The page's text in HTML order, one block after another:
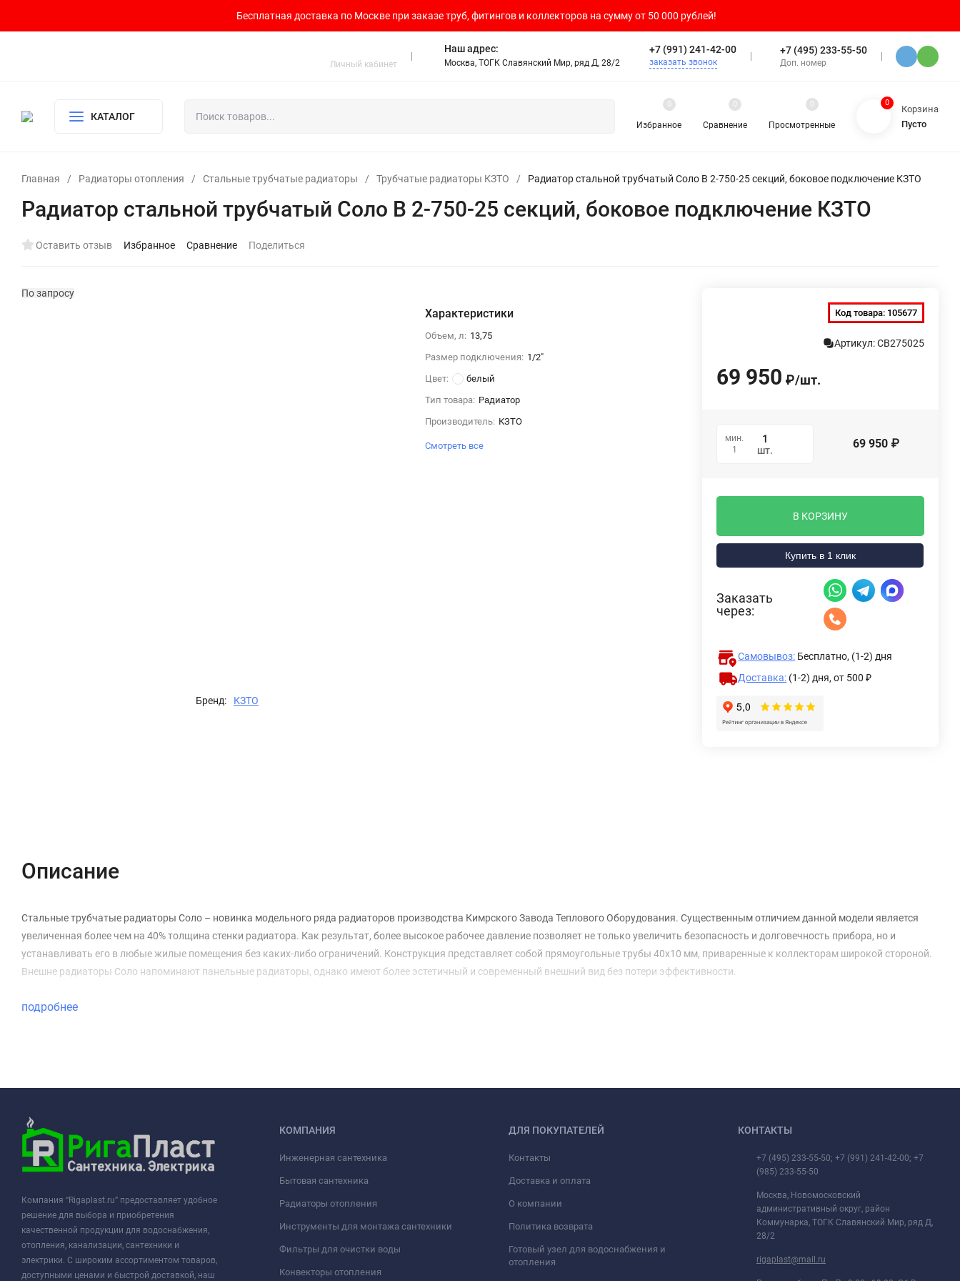
Бесплатная доставка по Москве при заказе труб, фитингов и коллекторов на сумму от 50 000 рублей!
Личный кабинет
Наш адрес:
Москва, ТОГК Славянский Мир, ряд Д, 28/2
+7 (991) 241-42-00
заказать звонок
+7 (495) 233-55-50
Доп. номер
КАТАЛОГ
Избранное
0
Сравнение
0
Просмотренные
0 0
Корзина
Пусто
Главная / Радиаторы отопления / Стальные трубчатые радиаторы / Трубчатые радиаторы КЗТО / Радиатор стальной трубчатый Соло В 2-750-25 секций, боковое подключение КЗТО
Радиатор стальной трубчатый Соло В 2-750-25 секций, боковое подключение КЗТО
Оставить отзыв Избранное Сравнение Поделиться
По запросу
Бренд: КЗТО
Характеристики
Объем, л: 13,75
Размер подключения: 1/2"
Цвет:
белый
Тип товара: Радиатор
Производитель: КЗТО
Смотреть все
Код товара: 105677
Артикул: СВ275025
69 950 ₽/шт.
мин.
1
шт. 69 950 ₽
В КОРЗИНУ
Купить в 1 клик
Заказать
через:
Самовывоз: Бесплатно, (1-2) дня
Доставка: (1-2) дня,от 500 ₽
Описание
Стальные трубчатые радиаторы Соло – новинка модельного ряда радиаторов производства Кимрского Завода Теплового Оборудования. Существенным отличием данной модели является
увеличенная более чем на 40% толщина стенки радиатора. Как результат, более высокое рабочее давление позволяет не только увеличить безопасность и долговечность прибора, но и
устанавливать его в любые жилые помещения без каких-либо ограничений. Конструкция представляет собой прямоугольные трубы 40х10 мм, приваренные к коллекторам широкой стороной.
Внешне радиаторы Соло напоминают панельные радиаторы, однако имеют более эстетичный и современный внешний вид без потери эффективности.
подробнее
Компания “Rigaplast.ru” предоставляет удобное
решение для выбора и приобретения
качественной продукции для водоснабжения,
отопления, канализации, сантехники и
электрики. С широким ассортиментом товаров,
доступными ценами и быстрой доставкой, наш
КОМПАНИЯ
Инженерная сантехника
Бытовая сантехника
Радиаторы отопления
Инструменты для монтажа сантехники
Фильтры для очистки воды
Конвекторы отопления
ДЛЯ ПОКУПАТЕЛЕЙ
Контакты
Доставка и оплата
О компании
Политика возврата
Готовый узел для водоснабжения и
отопления
КОНТАКТЫ
+7 (495) 233-55-50; +7 (991) 241-42-00; +7
(985) 233-55-50
Москва, Новомосковский
административный округ, район
Коммунарка, ТОГК Славянский Мир, ряд Д,
28/2
rigaplast@mail.ru